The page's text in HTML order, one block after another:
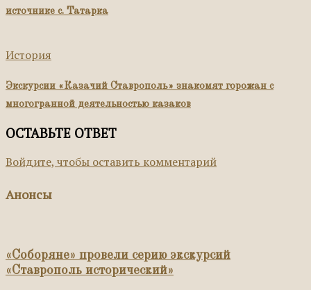
источнике с. Татарка
История
Экскурсии «Казачий Ставрополь» знакомят горожан с
многогранной деятельностью казаков
ОСТАВЬТЕ ОТВЕТ
Войдите, чтобы оставить комментарий
Анонсы
«Соборяне» провели серию экскурсий
«Ставрополь исторический»